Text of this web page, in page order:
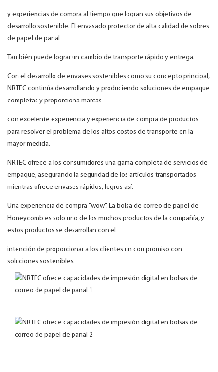
y experiencias de compra al tiempo que logran sus objetivos de
desarrollo sostenible. El envasado protector de alta calidad de sobres
de papel de panal
También puede lograr un cambio de transporte rápido y entrega.
Con el desarrollo de envases sostenibles como su concepto principal,
NRTEC continúa desarrollando y produciendo soluciones de empaque
completas y proporciona marcas
con excelente experiencia y experiencia de compra de productos
para resolver el problema de los altos costos de transporte en la
mayor medida.
NRTEC ofrece a los consumidores una gama completa de servicios de
empaque, asegurando la seguridad de los artículos transportados
mientras ofrece envases rápidos, logros así.
Una experiencia de compra "wow". La bolsa de correo de papel de
Honeycomb es solo uno de los muchos productos de la compañía, y
estos productos se desarrollan con el
intención de proporcionar a los clientes un compromiso con
soluciones sostenibles.